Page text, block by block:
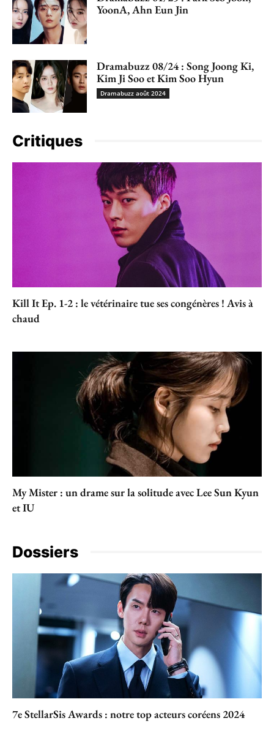
YoonA, Ahn Eun Jin
Dramabuzz 08/24 : Song Joong Ki,
Kim Ji Soo et Kim Soo Hyun
Dramabuzz août 2024
Critiques
Kill It Ep. 1-2 : le vétérinaire tue ses congénères ! Avis à
chaud
My Mister : un drame sur la solitude avec Lee Sun Kyun
et IU
Dossiers
7e StellarSis Awards : notre top acteurs coréens 2024